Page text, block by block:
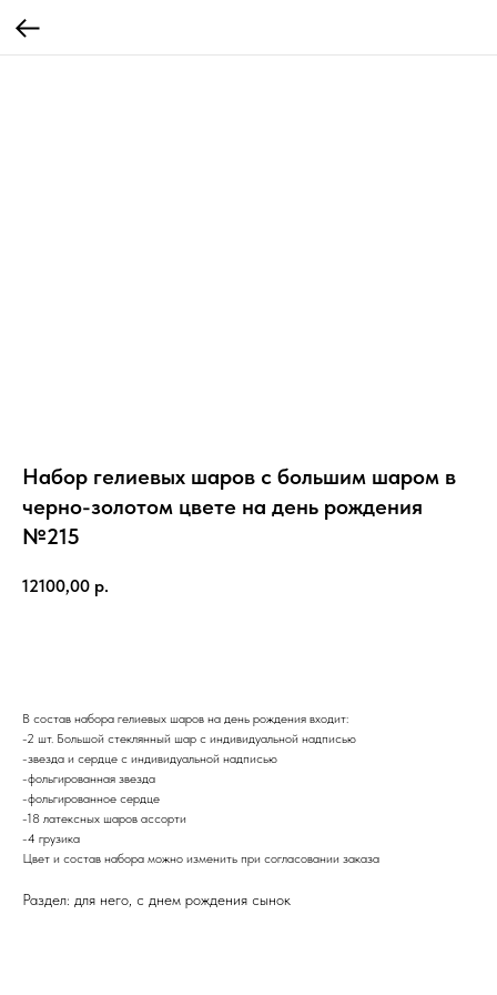
Набор гелиевых шаров с большим шаром в
черно-золотом цвете на день рождения
№215
12100,00 р.
В состав набора гелиевых шаров на день рождения входит:
-2 шт. Большой стеклянный шар с индивидуальной надписью
-звезда и сердце с индивидуальной надписью
-фольгированная звезда
-фольгированное сердце
-18 латексных шаров ассорти
-4 грузика
Цвет и состав набора можно изменить при согласовании заказа
Раздел: для него, с днем рождения сынок